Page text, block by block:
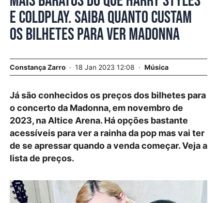
e Coldplay. Saiba quanto custam
os bilhetes para ver Madonna
Constança Zarro 18 Jan 2023 12:08 Música
Já são conhecidos os preços dos bilhetes para
o concerto da Madonna, em novembro de
2023, na Altice Arena. Há opções bastante
acessíveis para ver a rainha da pop mas vai ter
de se apressar quando a venda começar. Veja a
lista de preços.